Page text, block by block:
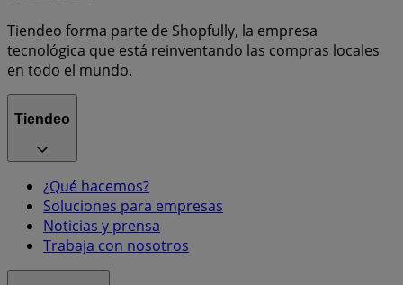
Tiendeo forma parte de Shopfully, la empresa
tecnológica que está reinventando las compras locales
en todo el mundo.
Tiendeo
¿Qué hacemos?
Soluciones para empresas
Noticias y prensa
Trabaja con nosotros